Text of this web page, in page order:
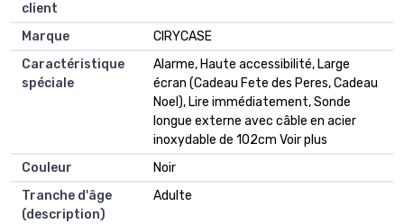
client
Marque
CIRYCASE
Caractéristique
spéciale
Alarme, Haute accessibilité, Large
écran (Cadeau Fete des Peres, Cadeau
Noel), Lire immédiatement, Sonde
longue externe avec câble en acier
inoxydable de 102cm Voir plus
Couleur
Noir
Tranche d'âge
(description)
Adulte